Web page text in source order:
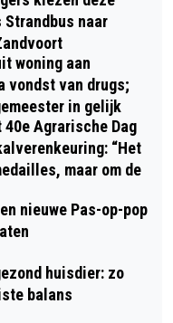
naar
woning aan
vondst van drugs;
in gelijk
Agrarische Dag
“Het
maar om de
nieuwe Pas-op-pop
huisdier: zo
balans